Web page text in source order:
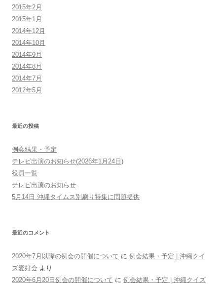
2015年2月
2015年1月
2014年12月
2014年10月
2014年9月
2014年8月
2014年7月
2012年5月
最近の投稿
例会結果・予定
テレビ出演のお知らせ(2026年1月24日)
役員一覧
テレビ出演のお知らせ
5月14日 沖縄タイムス別刷り特集に問題提供
最近のコメント
2020年7月以降の例会の開催について に 例会結果・予定 | 沖縄クイ
ズ愛好会 より
2020年6月20日例会の開催について に 例会結果・予定 | 沖縄クイズ